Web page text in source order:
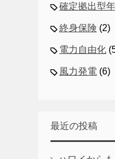
確定拠出型
終身保険 (2)
電力自由化
風力発電 (6)
最近の投稿